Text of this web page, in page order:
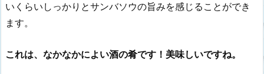
いくらいしっかりとサンバソウの旨みを感じることができ
ます。
これは、なかなかによい酒の肴です！美味しいですね。